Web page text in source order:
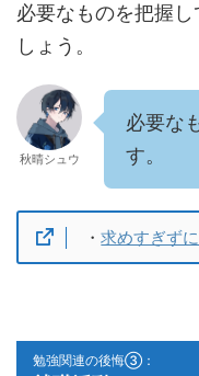
必要なものを把握
しょう。
秋晴シュウ
必要な
す。
・求めすぎず
勉強関連の後悔③：